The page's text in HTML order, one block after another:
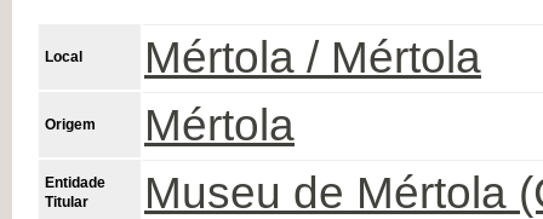
Local Mértola / Mértola
Origem Mértola
Entidade
Titular
Museu de Mértola